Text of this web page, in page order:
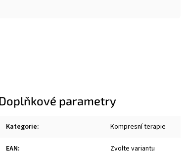
Doplňkové parametry
Kategorie: Kompresní terapie
EAN: Zvolte variantu